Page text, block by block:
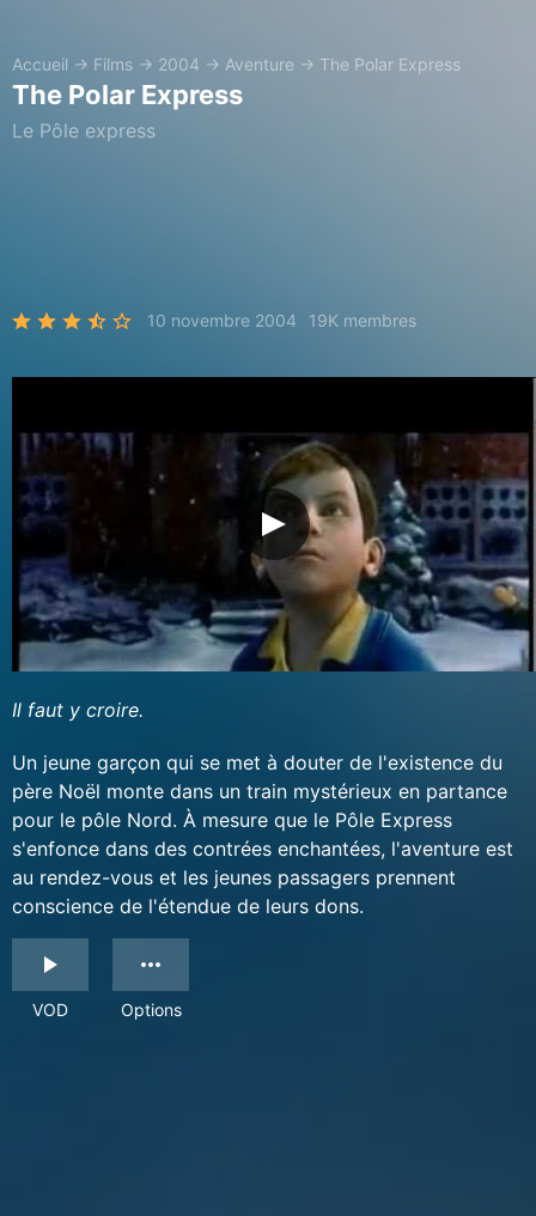
Accueil → Films → 2004 → Aventure → The Polar Express
The Polar Express
Le Pôle express
10 novembre 2004 19K membres
Il faut y croire.
Un jeune garçon qui se met à douter de l'existence du
père Noël monte dans un train mystérieux en partance
pour le pôle Nord. À mesure que le Pôle Express
s'enfonce dans des contrées enchantées, l'aventure est
au rendez-vous et les jeunes passagers prennent
conscience de l'étendue de leurs dons.
VOD Options